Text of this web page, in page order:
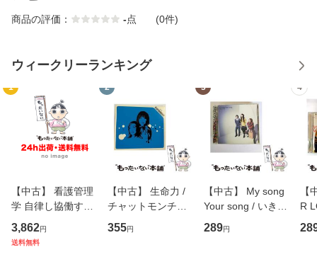
商品の評価： -点 (0件)
ウィークリーランキング
1
【中古】 看護管理
学 自律し協働する
専門職の看護マネ
ジメントスキル 改
3,862円
送料無料
2
【中古】 生命力 /
チャットモンチー /
キューンレコード
[CD]【メール便送
355円
3
【中古】 My song
Your song / いきも
のがかり / [CD]
【メール便送料無
289円
4
【
R
産